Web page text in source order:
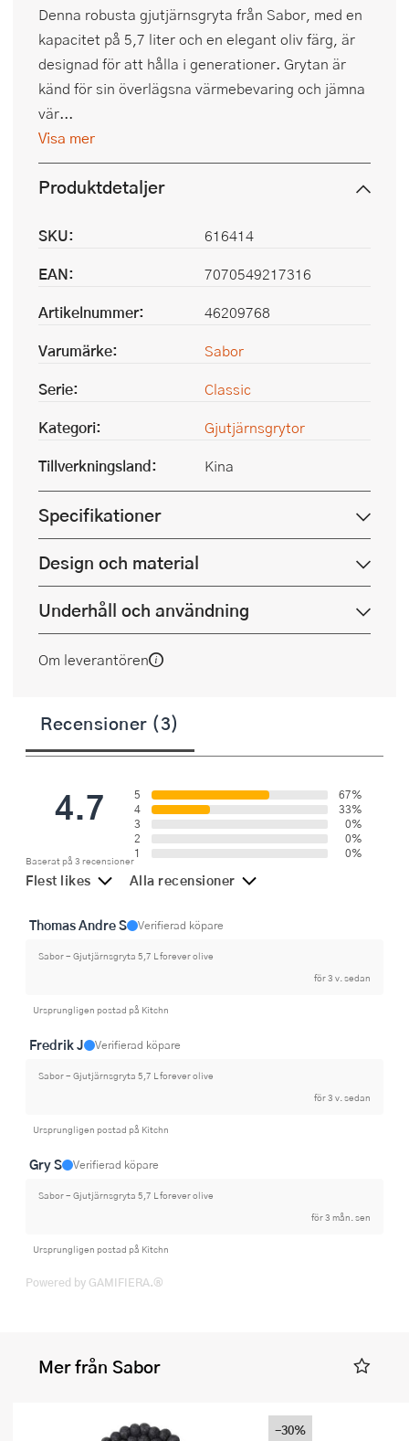
Denna robusta gjutjärnsgryta från Sabor, med en
kapacitet på 5,7 liter och en elegant oliv färg, är
designad för att hålla i generationer. Grytan är
känd för sin överlägsna värmebevaring och jämna
vär...
Visa mer
Produktdetaljer
SKU:
616414
EAN:
7070549217316
Artikelnummer:
46209768
Varumärke:
Sabor
Serie:
Classic
Kategori:
Gjutjärnsgrytor
Tillverkningsland:
Kina
Specifikationer
Design och material
Underhåll och användning
Om leverantören
Recensioner (3)
4.7
Baserat på 3 recensioner
5
67%
4
33%
3
0%
2
0%
1
0%
Flest likes Alla recensioner
Thomas Andre S Verifierad köpare
Sabor - Gjutjärnsgryta 5,7 L forever olive
för 3 v. sedan
Ursprungligen postad på Kitchn
Fredrik J Verifierad köpare
Sabor - Gjutjärnsgryta 5,7 L forever olive
för 3 v. sedan
Ursprungligen postad på Kitchn
Gry S Verifierad köpare
Sabor - Gjutjärnsgryta 5,7 L forever olive
för 3 mån. sen
Ursprungligen postad på Kitchn
Powered by GAMIFIERA.®
Mer från Sabor
-30%